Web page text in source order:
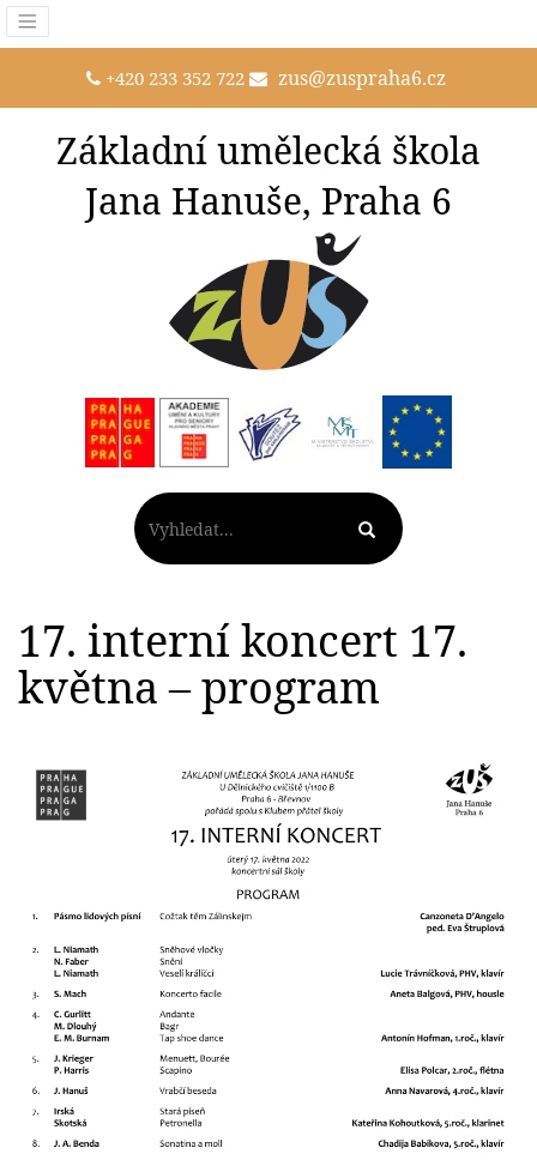
+420 233 352 722 zus@zuspraha6.cz
Základní umělecká škola
Jana Hanuše, Praha 6
17. interní koncert 17.
května – program